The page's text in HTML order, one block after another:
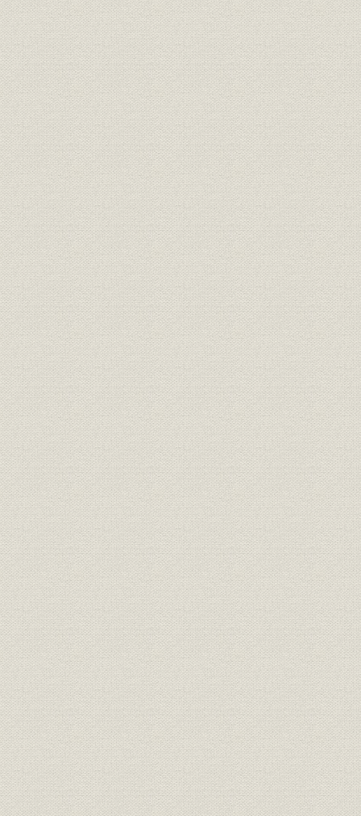
大阪第一・第二両工場を統合
各地に営業所・出張所を開設
関係会社を次々に設立
輸出包装分野へ進出
第3節 東京電気と提携
同社の自給計画への対応
資本と役員を受入れ
第4節 業容拡大へ前進
欧米視察と社内報発刊
パルプ自給への諸策
パッキングケースの普及活動
国内供給体制を強化
外地へ積極的に進出
第5節 戦時下の苦難
資材の欠乏と克服
生産・配給統制の強化
人手不足と補充対策
軍需生産へ転換
事業所閉鎖と工場被災
第4章 復興から拡張へ(昭和20年~昭和29年)
第1節 戦後の再出発
混乱のなかで第一歩
淀川工場の抄紙機再稼働
紙の統制存続と段ボール業界での役割
特別経理会社の指定と解除